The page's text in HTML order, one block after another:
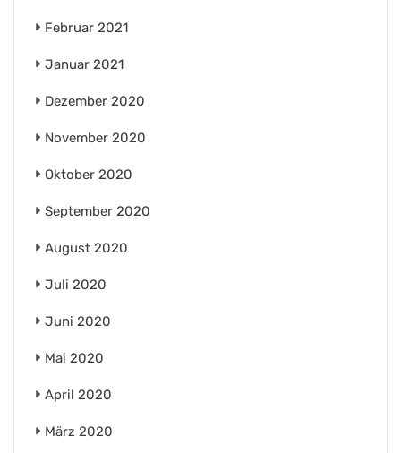
Februar 2021
Januar 2021
Dezember 2020
November 2020
Oktober 2020
September 2020
August 2020
Juli 2020
Juni 2020
Mai 2020
April 2020
März 2020